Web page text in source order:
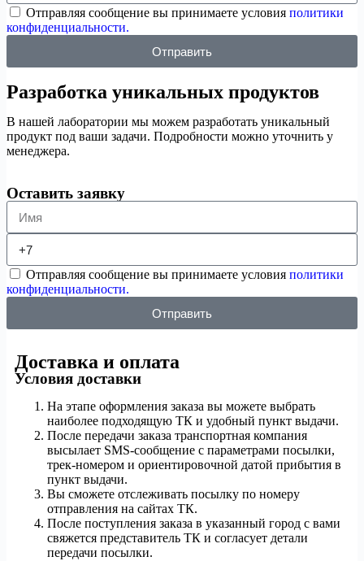
Отправляя сообщение вы принимаете условия политики
конфиденциальности.
Отправить
Разработка уникальных продуктов
В нашей лаборатории мы можем разработать уникальный
продукт под ваши задачи. Подробности можно уточнить у
менеджера.
Оставить заявку
Отправляя сообщение вы принимаете условия политики
конфиденциальности.
Отправить
Доставка и оплата
Условия доставки
На этапе оформления заказа вы можете выбрать
наиболее подходящую ТК и удобный пункт выдачи.
После передачи заказа транспортная компания
высылает SMS-сообщение с параметрами посылки,
трек-номером и ориентировочной датой прибытия в
пункт выдачи.
Вы сможете отслеживать посылку по номеру
отправления на сайтах ТК.
После поступления заказа в указанный город с вами
свяжется представитель ТК и согласует детали
передачи посылки.